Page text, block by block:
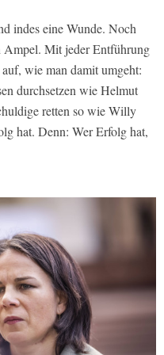
indes eine Wunde. Noch
Ampel. Mit jeder Entführung
wie man damit umgeht:
durchsetzen wie Helmut
retten so wie Willy
hat. Denn: Wer Erfolg hat,